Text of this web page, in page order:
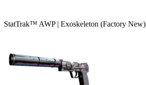
StatTrak™ AWP | Exoskeleton (Factory New)